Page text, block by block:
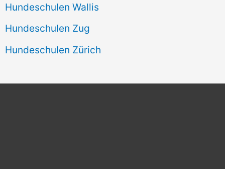
Hundeschulen Wallis
Hundeschulen Zug
Hundeschulen Zürich